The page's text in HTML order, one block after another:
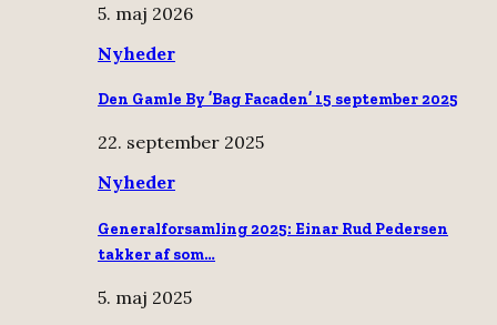
5. maj 2026
Nyheder
Den Gamle By ’Bag Facaden’ 15 september 2025
22. september 2025
Nyheder
Generalforsamling 2025: Einar Rud Pedersen
takker af som…
5. maj 2025